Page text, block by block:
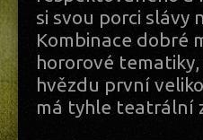
si svou porci slávy
Kombinace dobré
hororové
hvězdu první
má tyhle teatrální